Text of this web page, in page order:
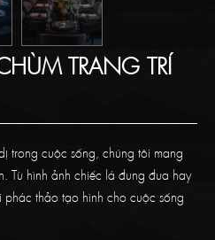
TRANG TRÍ
trong cuộc sống, chúng tôi mang
Từ hình ảnh chiếc lá đung đưa hay
thảo tạo hình cho cuộc sống